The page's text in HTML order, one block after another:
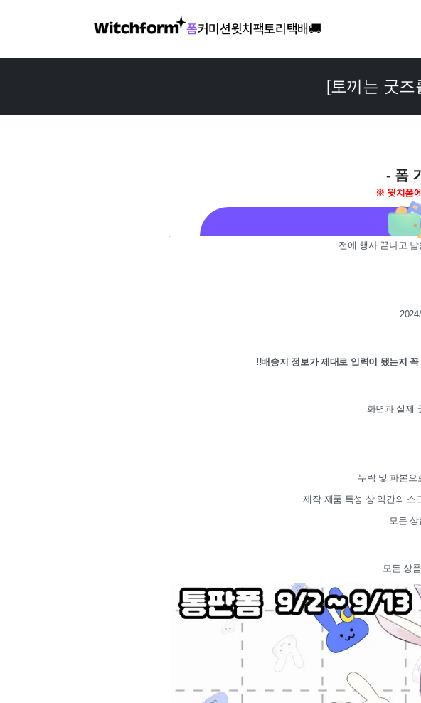
폼커미션윗치팩토리택배🚚
[토끼는 굿즈
- 폼
※ 윗치폼
전에 행사 끝나고
!!배송지 정보가 제대로 입력이 됐는지
화면과 실제
누락 및 파본으
제작 제품 특성 상 약간의 스
모든
모든 상